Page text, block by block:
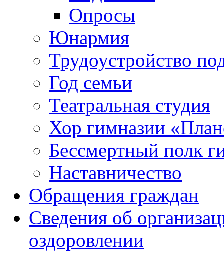
Опросы
Юнармия
Трудоустройство
Год семьи
Театральная студия
Хор гимназии
Бессмертный полк
Наставничество
Обращения граждан
Сведения об
оздоровлении